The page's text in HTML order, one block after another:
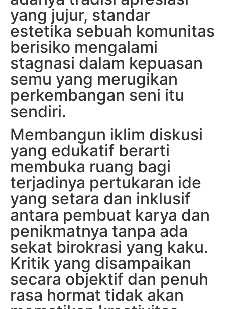
yang jujur, standar
estetika sebuah komunitas
berisiko mengalami
stagnasi dalam kepuasan
semu yang merugikan
perkembangan seni itu
sendiri.
Membangun iklim diskusi
yang edukatif berarti
membuka ruang bagi
terjadinya pertukaran ide
yang setara dan inklusif
antara pembuat karya dan
penikmatnya tanpa ada
sekat birokrasi yang kaku.
Kritik yang disampaikan
secara objektif dan penuh
rasa hormat tidak akan